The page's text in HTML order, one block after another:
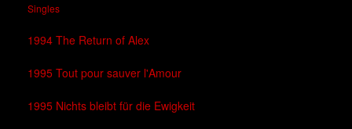
Singles
1994 The Return of Alex
1995 Tout pour sauver l'Amour
1995 Nichts bleibt für die Ewigkeit